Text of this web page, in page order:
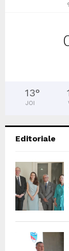
13°
JOI
Editoriale